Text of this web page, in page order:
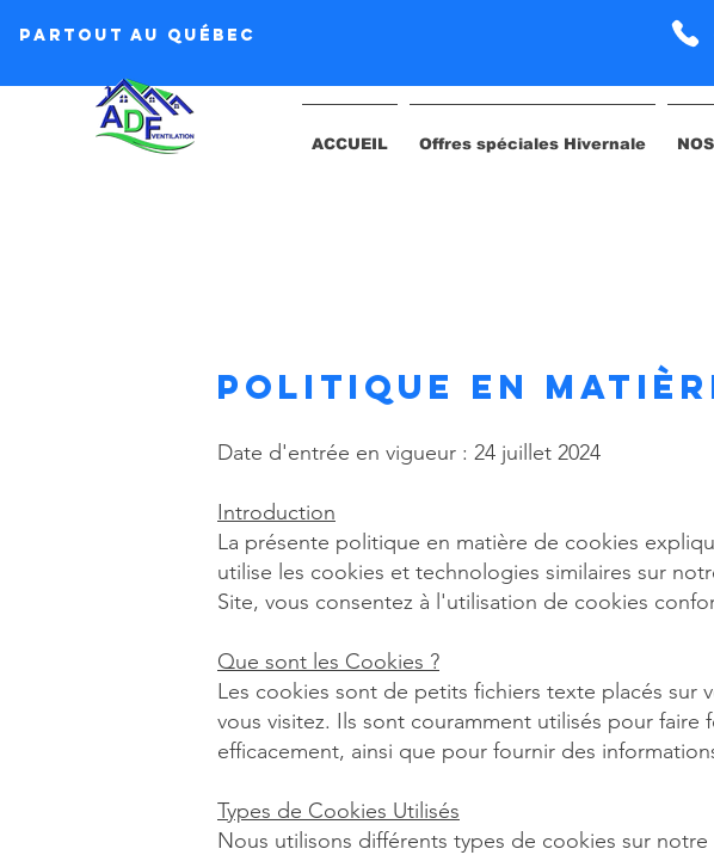
Partout au québec
ACCUEIL Offres spéciales Hivernale
Politique en
Date d'entrée en vigueur : 24 juillet 2024
Introduction
La présente politique en matière de cookies
utilise les cookies et technologies similaires sur
Site, vous consentez à l'utilisation de cookies
Que sont les Cookies ?
Les cookies sont de petits fichiers texte placés sur
vous visitez. Ils sont couramment utilisés pour
efficacement, ainsi que pour fournir des
Types de Cookies Utilisés
Nous utilisons différents types de cookies sur notre